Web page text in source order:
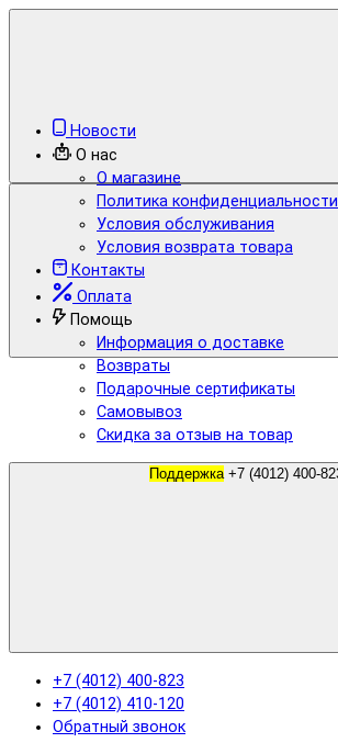
Новости
О нас
О магазине
Политика конфиденциальности
Условия обслуживания
Условия возврата товара
Контакты
Оплата
Помощь
Информация о доставке
Возвраты
Подарочные сертификаты
Самовывоз
Скидка за отзыв на товар
Поддержка
+7 (4012) 400-823
+7 (4012) 410-120
Обратный звонок